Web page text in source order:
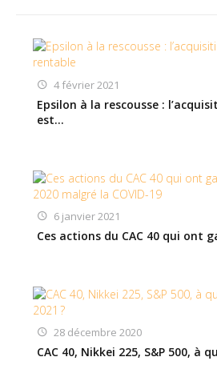
4 février 2021
Epsilon à la rescousse :
est…
6 janvier 2021
Ces actions du CAC 40 qui ont
28 décembre 2020
CAC 40, Nikkei 225, S&P 500, à